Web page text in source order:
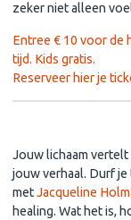
zeker niet alleen
Entree € 10 voor de
tijd. Kids gratis.
Reserveer hier je
Jouw lichaam vertelt
jouw verhaal. Durf
metJacqueline
healing. Wat het is,